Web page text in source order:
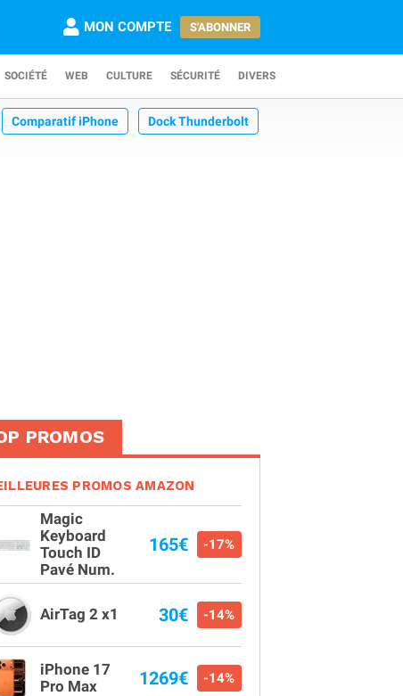
MON COMPTE S'ABONNER
SOCIÉTÉ WEB CULTURE SÉCURITÉ DIVERS
Comparatif iPhone Dock Thunderbolt
PROMOS
PROMOS AMAZON
Magic
Keyboard
Touch ID
Pavé Num.
165€ -17%
AirTag 2 x1 30€ -14%
iPhone 17
Pro Max
1269€ -14%